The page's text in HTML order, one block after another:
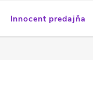
Innocent predajňa